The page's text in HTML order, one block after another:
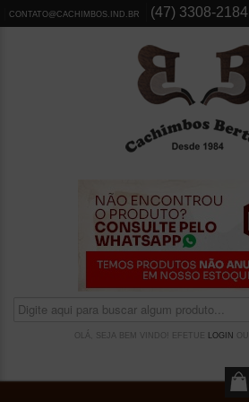
CONTATO@CACHIMBOS.IND.BR (47) 3308-2184
OLÁ, SEJA BEM VINDO! EFETUE LOGIN